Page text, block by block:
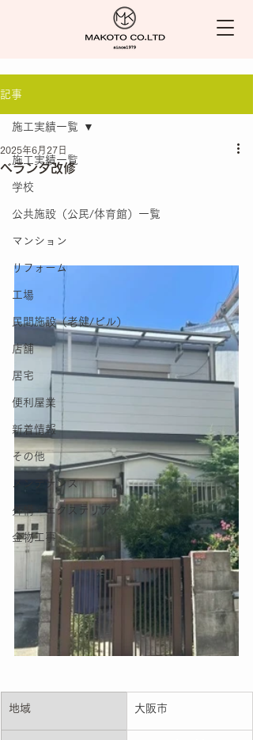
記事
施工実績一覧
学校
公共施設（公民/体育館）一覧
マンション
リフォーム
工場
民間施設（老健/ビル）
店舗
居宅
便利屋業
新着情報
その他
メンテナンス
外構・エクステリア
金物工事
施工実績一覧
ベランダ改修
2025年6月27日
地域 大阪市